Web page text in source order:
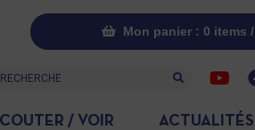
Mon panier : 0 items /
/ VOIR ACTUALITÉS